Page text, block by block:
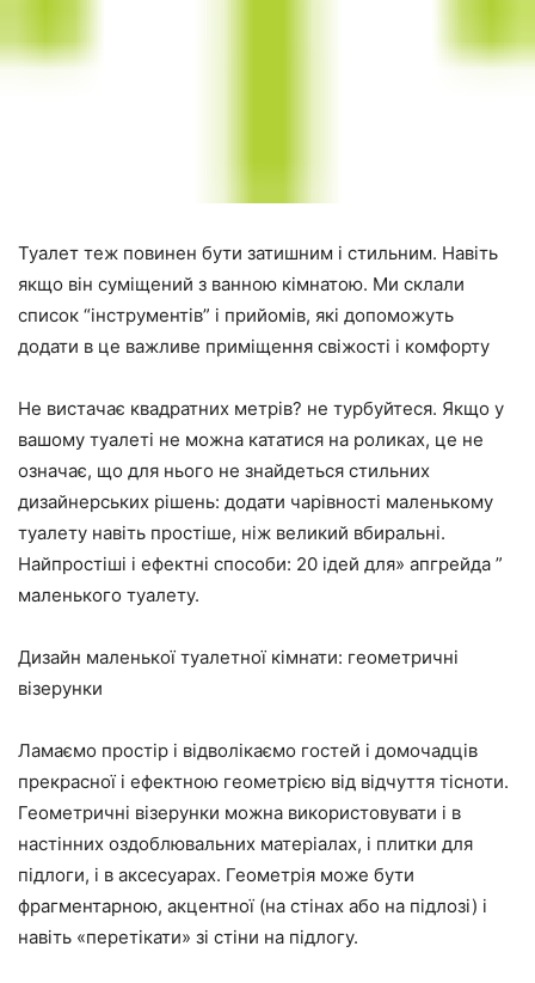
Туалет теж повинен бути затишним і стильним. Навіть
якщо він суміщений з ванною кімнатою. Ми склали
список “інструментів” і прийомів, які допоможуть
додати в це важливе приміщення свіжості і комфорту
Не вистачає квадратних метрів? не турбуйтеся. Якщо у
вашому туалеті не можна кататися на роликах, це не
означає, що для нього не знайдеться стильних
дизайнерських рішень: додати чарівності маленькому
туалету навіть простіше, ніж великий вбиральні.
Найпростіші і ефектні способи: 20 ідей для» апгрейда ”
маленького туалету.
Дизайн маленької туалетної кімнати: геометричні
візерунки
Ламаємо простір і відволікаємо гостей і домочадців
прекрасної і ефектною геометрією від відчуття тісноти.
Геометричні візерунки можна використовувати і в
настінних оздоблювальних матеріалах, і плитки для
підлоги, і в аксесуарах. Геометрія може бути
фрагментарною, акцентної (на стінах або на підлозі) і
навіть «перетікати» зі стіни на підлогу.